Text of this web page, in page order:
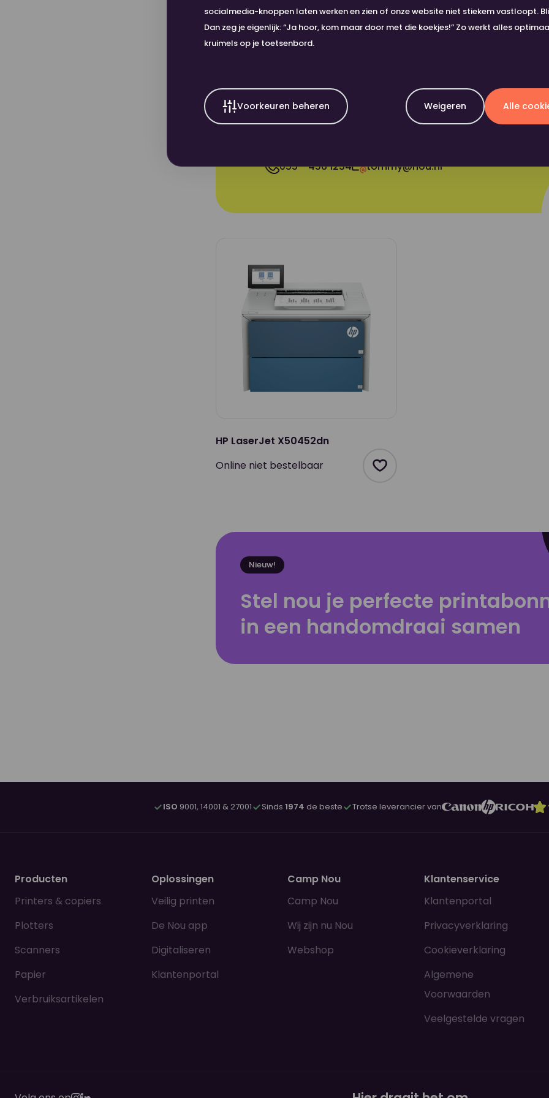
socialmedia-knoppen laten werken en zien of onze website niet stiekem vastloopt.
Dan zeg je eigenlijk: “Ja hoor, kom maar door met die koekjes!” Zo werkt alles
kruimels op je toetsenbord.
Voorkeuren beheren Weigeren Alle
HP LaserJet X58045dn
Bereken prijs
HP LaserJet E786a flex
055 - 456 1234 tommy@nou.nl
HP LaserJet X50452dn
Online niet bestelbaar
Product toevoegen als favoriet
Nieuw!
Stel nou je perfecte
in een handomdraai samen
ISO 9001, 14001 & 27001 Sinds 1974 de beste Trotse leverancier van
Producten
Printers & copiers
Plotters
Scanners
Papier
Verbruiksartikelen
Oplossingen
Veilig printen
De Nou app
Digitaliseren
Klantenportal
Camp Nou
Camp Nou
Wij zijn nu Nou
Webshop
Klantenservice
Klantenportal
Privacyverklaring
Cookieverklaring
Algemene
Voorwaarden
Veelgestelde vragen